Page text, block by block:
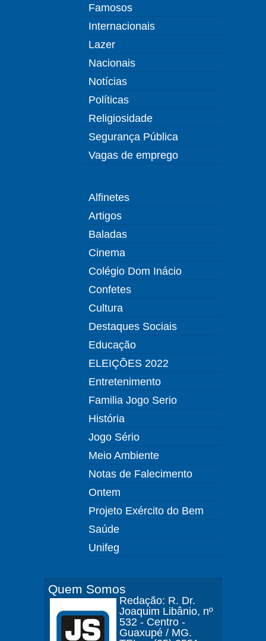
Famosos
Internacionais
Lazer
Nacionais
Notícias
Políticas
Religiosidade
Segurança Pública
Vagas de emprego
Alfinetes
Artigos
Baladas
Cinema
Colégio Dom Inácio
Confetes
Cultura
Destaques Sociais
Educação
ELEIÇÕES 2022
Entretenimento
Familia Jogo Serio
História
Jogo Sério
Meio Ambiente
Notas de Falecimento
Ontem
Projeto Exército do Bem
Saúde
Unifeg
Quem Somos
Redação: R. Dr.
Joaquim Libânio, nº
532 - Centro -
Guaxupé / MG.